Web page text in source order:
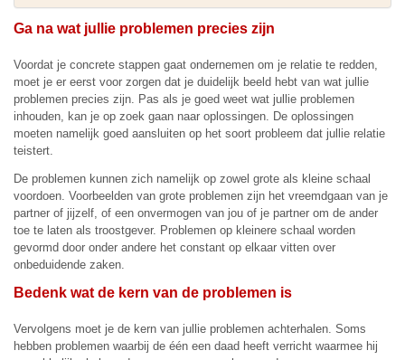
Ga na wat jullie problemen precies zijn
Voordat je concrete stappen gaat ondernemen om je relatie te redden,
moet je er eerst voor zorgen dat je duidelijk beeld hebt van wat jullie
problemen precies zijn. Pas als je goed weet wat jullie problemen
inhouden, kan je op zoek gaan naar oplossingen. De oplossingen
moeten namelijk goed aansluiten op het soort probleem dat jullie relatie
teistert.
De problemen kunnen zich namelijk op zowel grote als kleine schaal
voordoen. Voorbeelden van grote problemen zijn het vreemdgaan van je
partner of jijzelf, of een onvermogen van jou of je partner om de ander
toe te laten als troostgever. Problemen op kleinere schaal worden
gevormd door onder andere het constant op elkaar vitten over
onbeduidende zaken.
Bedenk wat de kern van de problemen is
Vervolgens moet je de kern van jullie problemen achterhalen. Soms
hebben problemen waarbij de één een daad heeft verricht waarmee hij